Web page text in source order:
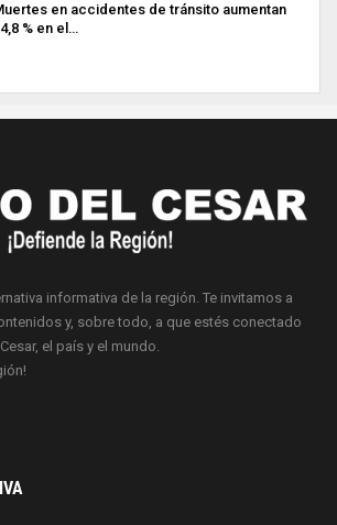
en accidentes de tránsito aumentan
% en el…
informativa de la región. Te invitamos a
y, sobre todo, a que estés conectado
el país y el mundo.